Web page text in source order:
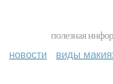
полезная
новости виды